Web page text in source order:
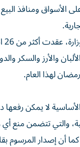
الأسواق ومنافذ
والأرز والسكر
لهذا العام.
لا يمكن